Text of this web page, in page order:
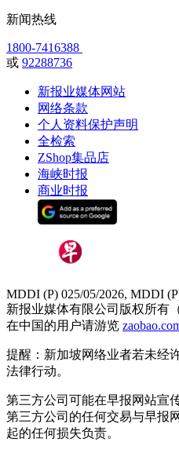
新闻热线
1800-7416388
或 92288736
新报业媒体网站
网络条款
个人资料保护声明
全检索
ZShop集品店
海峡时报
商业时报
MDDI (P) 025/05/2026, MDDI
新报业媒体有限公司版权所有
在中国的用户请游览
提醒：新加坡网络业者若未经
法律行动。
第三方公司可能在早报网站宣
第三方公司的任何交易与早报
起的任何损失负责。